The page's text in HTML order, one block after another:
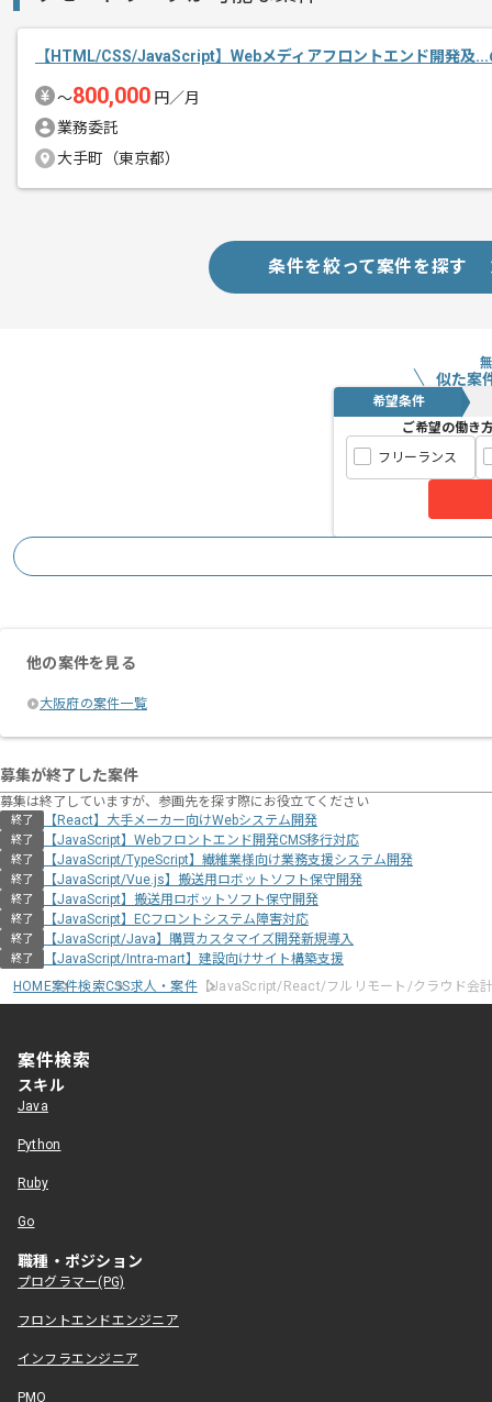
エージェントからのコ
メント
リモートワーク：初日からフルリモー
ご経験と実績に応じてスライド案件の
経験豊富なエンジニアと成長が出来る
スキルアップされたい方、長期的に参
【HTML/CSS/JavaScript】Webメディアフロントエンド開発及
〜800,000 円／月
業務委託
大手町（東京都）
条件を絞って案件を探す
似た案
希望条件
ご希望の働き
フリーランス
他の案件を見る
大阪府の案件一覧
募集が終了した案件
募集は終了していますが、参画先を探す際にお役立てください
終了 【React】大手メーカー向けWebシステム開発
終了 【JavaScript】Webフロントエンド開発CMS移行対応
終了 【JavaScript/TypeScript】繊維業様向け業務支援システム開発
終了 【JavaScript/Vue.js】搬送用ロボットソフト保守開発
終了 【JavaScript】搬送用ロボットソフト保守開発
終了 【JavaScript】ECフロントシステム障害対応
終了 【JavaScript/Java】購買カスタマイズ開発新規導入
終了
【JavaScript/Intra-mart】建設向けサイト構築支援
HOME案件検索CSS求人・案件【JavaScript/React/フルリモート/クラウド会
案件検索
スキル
Java
Python
Ruby
Go
職種・ポジション
プログラマー(PG)
フロントエンドエンジニア
インフラエンジニア
PMO